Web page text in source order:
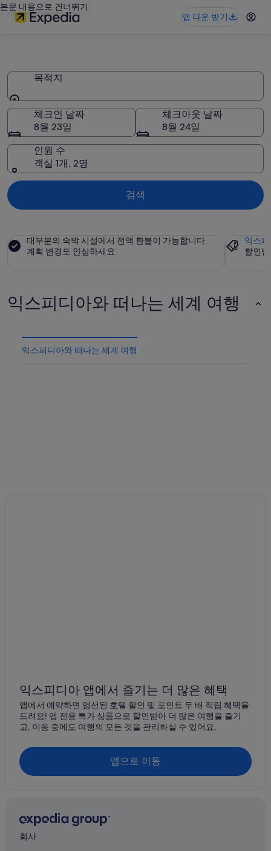
본문 내용으로 건너뛰기
앱 다운 받기
목적지
목적지
체크인 날짜
8월 23일
체크아웃 날짜
8월 24일
인원 수
객실 1개, 2명
검색
대부분의 숙박 시설에서 전액 환불이 가능합니다.
계획 변경도 안심하세요.
익스
할인
익스피디아와 떠나는 세계 여행
익스피디아와 떠나는 세계 여행
익스피디아 앱에서 즐기는 더 많은 혜택
앱에서 예약하면 엄선된 호텔 할인 및 포인트 두 배 적립 혜택을
드려요! 앱 전용 특가 상품으로 할인받아 더 많은 여행을 즐기
고, 이동 중에도 여행의 모든 것을 관리하실 수 있어요.
앱으로 이동
회사